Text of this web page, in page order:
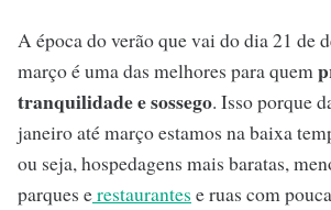
A época do verão que vai do dia 21 de
março é uma das melhores para quem
tranquilidade e sossego. Isso porque
janeiro até março estamos na baixa
ou seja, hospedagens mais baratas,
parques erestaurantes e ruas com